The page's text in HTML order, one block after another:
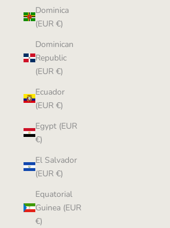
Dominica
(EUR €)
Dominican
Republic
(EUR €)
Ecuador
(EUR €)
Egypt (EUR
€)
El Salvador
(EUR €)
Equatorial
Guinea (EUR
€)